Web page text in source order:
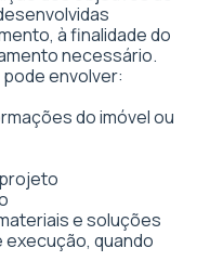
à finalidade do
necessário.
envolver:
do imóvel ou
e soluções
quando